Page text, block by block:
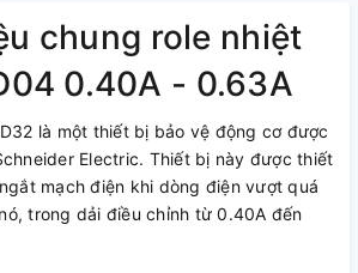
chung role nhiệt
0.40A - 0.63A
là một thiết bị bảo vệ động cơ được
Electric. Thiết bị này được thiết
mạch điện khi dòng điện vượt quá
trong dải điều chỉnh từ 0.40A đến